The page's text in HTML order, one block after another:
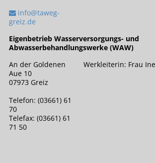
info@taweg-
greiz.de
Eigenbetrieb Wasserversorgungs- und
Abwasserbehandlungswerke (WAW)
An der Goldenen
Aue 10
07973 Greiz
Telefon: (03661) 61
70
Telefax: (03661) 61
71 50
Werkleiterin: Frau